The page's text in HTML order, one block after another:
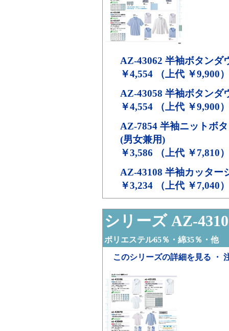
AZ-43062 半袖ボタンダ
￥4,554 （上代 ￥9,900）
AZ-43058 半袖ボタンダ
￥4,554 （上代 ￥9,900）
AZ-7854 半袖ニットボ
(男女兼用)
￥3,586 （上代 ￥7,810）
AZ-43108 半袖カッター
￥3,234 （上代 ￥7,040）
シリーズ AZ-
ポリエステル65％・綿35％・他
このシリーズの詳細を見る ・